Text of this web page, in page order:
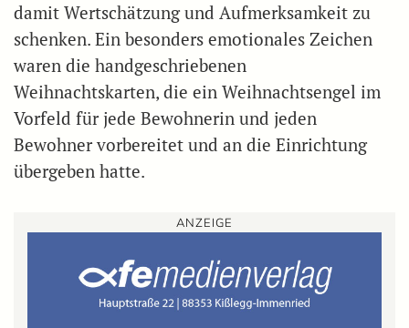
damit Wertschätzung und Aufmerksamkeit zu
schenken. Ein besonders emotionales Zeichen
waren die handgeschriebenen
Weihnachtskarten, die ein Weihnachtsengel im
Vorfeld für jede Bewohnerin und jeden
Bewohner vorbereitet und an die Einrichtung
übergeben hatte.
ANZEIGE